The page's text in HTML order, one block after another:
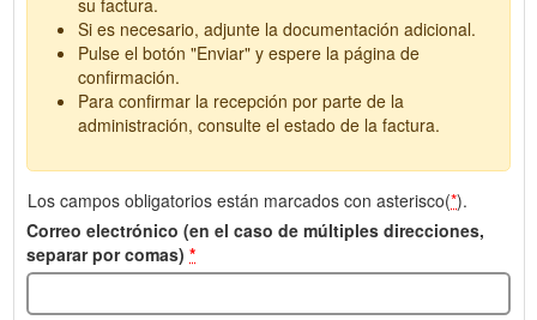
su factura.
Si es necesario, adjunte la documentación adicional.
Pulse el botón "Enviar" y espere la página de
confirmación.
Para confirmar la recepción por parte de la
administración, consulte el estado de la factura.
Los campos obligatorios están marcados con asterisco(*).
Correo electrónico (en el caso de múltiples direcciones,
separar por comas) *